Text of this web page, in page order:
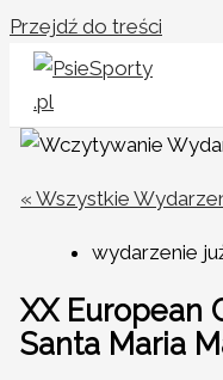
Przejdź do treści
« Wszystkie
wydarzenie
XX European
Santa Maria